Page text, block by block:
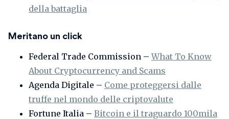
della battaglia
Meritano un click
Federal Trade Commission –What To Know
About Cryptocurrency and Scams
Agenda Digitale – Come proteggersi dalle
truffe nel mondo delle criptovalute
Fortune Italia – Bitcoin e il traguardo 100mila